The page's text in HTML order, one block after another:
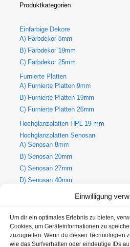
Einwilligung
Um dir ein optimales Erlebnis zu bieten,
Cookies, um Geräteinformationen zu
zuzugreifen. Wenn du diesen Technologien
wie das Surfverhalten oder eindeutige IDs
Produktkategorien
Einfarbige Dekore
A) Farbdekor 8mm
B) Farbdekor 19mm
C) Farbdekor 25mm
Furnierte Platten
A) Furnierte Platten 9mm
B) Furnierte Platten 19mm
C) Furnierte Platten 26mm
Hochglanzplatten HPL 19 mm
Hochglanzplatten Senosan
A) Senosan 8mm
B) Senosan 20mm
C) Senosan 27mm
D) Senosan 40mm
A) Holz-Dekorplatte 8mm
B) Holz-Dekorplatte 19mm
C) Holz-Dekorplatte 25mm